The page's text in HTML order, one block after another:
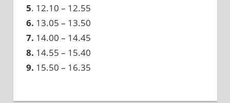
5. 12.10 – 12.55
6. 13.05 – 13.50
7. 14.00 – 14.45
8. 14.55 – 15.40
9. 15.50 – 16.35